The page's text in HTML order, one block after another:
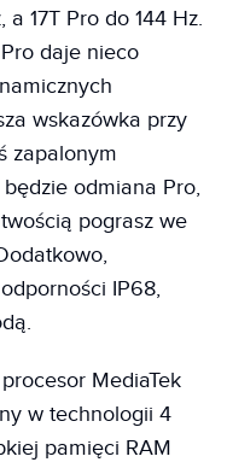
a 17T Pro do 144 Hz.
daje nieco
wskazówka przy
zapalonym
odmiana Pro,
pograsz we
IP68,
MediaTek
w technologii 4
pamięci RAM